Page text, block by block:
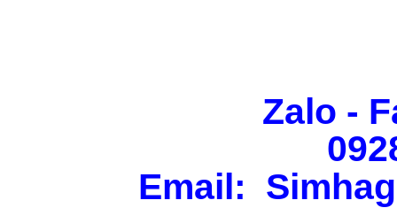
Zalo -
Email: